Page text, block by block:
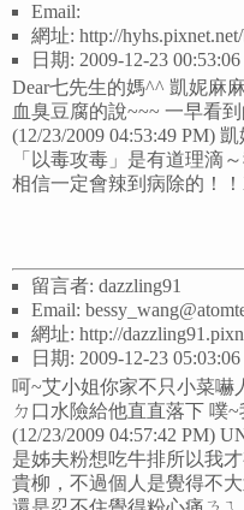
Email:
網址: http://
日期: 2009-12-23 00:53:06
Dear七先生的媽^^ 凱妮麻
血臭豆腐的說~~~ 一早看
(12/23/2009 04:53:49 PM)
「以毒攻毒」是有道理滴
相信一定會辣到病除的！
留言者: dazzling91
Email:
網址: http://
日期: 2009-12-23 05:03:06
呵~艾小姐你家不只小菜嚇
ㄉ口水險給他直直落下 噗
(12/23/2009 04:57:42 PM)
是姊夫粉想吃牛排所以我
貴柳，不過個人是覺得不